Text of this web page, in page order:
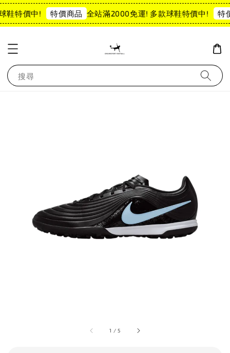
鞋特價中! 特價商品 全站滿2000免運! 多款球鞋特價中! 特
搜尋
1 /5